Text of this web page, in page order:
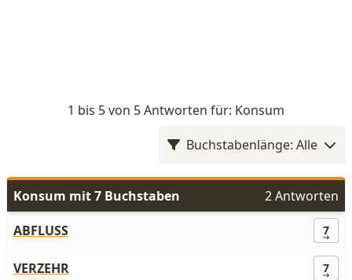
1 bis 5 von 5 Antworten für: Konsum
Buchstabenlänge: Alle
Konsum mit 7 Buchstaben
2 Antworten
ABFLUSS
7
VERZEHR 7